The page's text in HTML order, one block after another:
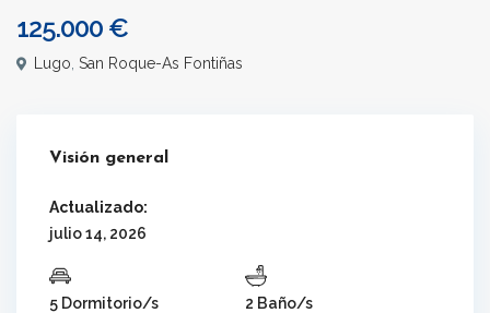
125.000 €
Lugo San Roque-As Fontiñas
Visión general
Actualizado:
julio 14, 2026
5 Dormitorio/s 2 Baño/s